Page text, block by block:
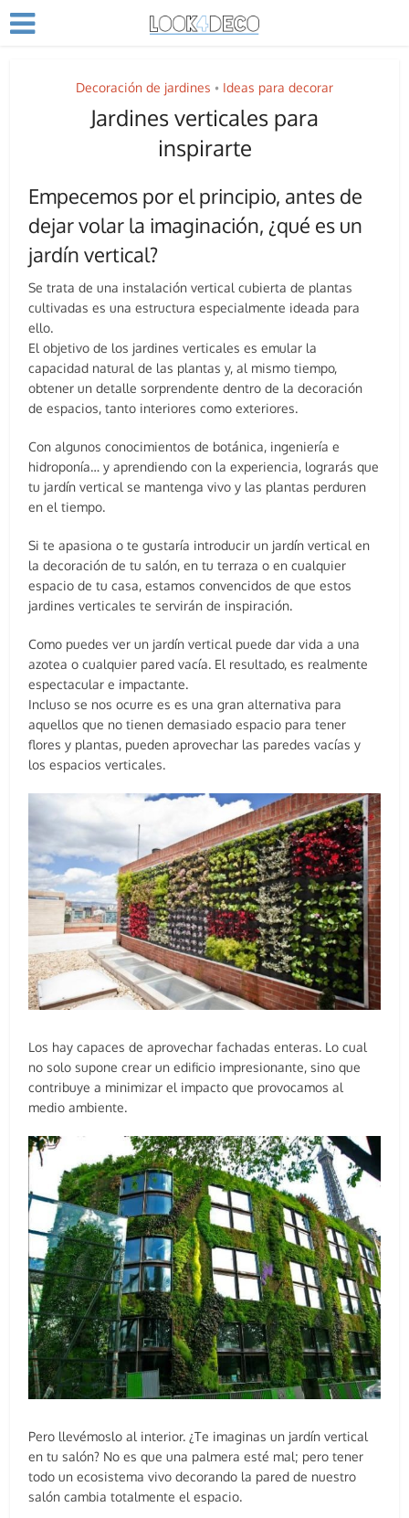
Decoración de jardines • Ideas para decorar
Jardines verticales para
inspirarte
Empecemos por el principio, antes de
dejar volar la imaginación, ¿qué es un
jardín vertical?
Se trata de una instalación vertical cubierta de plantas
cultivadas es una estructura especialmente ideada para
ello.
El objetivo de los jardines verticales es emular la
capacidad natural de las plantas y, al mismo tiempo,
obtener un detalle sorprendente dentro de la decoración
de espacios, tanto interiores como exteriores.
Con algunos conocimientos de botánica, ingeniería e
hidroponía… y aprendiendo con la experiencia, lograrás que
tu jardín vertical se mantenga vivo y las plantas perduren
en el tiempo.
Si te apasiona o te gustaría introducir un jardín vertical en
la decoración de tu salón, en tu terraza o en cualquier
espacio de tu casa, estamos convencidos de que estos
jardines verticales te servirán de inspiración.
Como puedes ver un jardín vertical puede dar vida a una
azotea o cualquier pared vacía. El resultado, es realmente
espectacular e impactante.
Incluso se nos ocurre es es una gran alternativa para
aquellos que no tienen demasiado espacio para tener
flores y plantas, pueden aprovechar las paredes vacías y
los espacios verticales.
Los hay capaces de aprovechar fachadas enteras. Lo cual
no solo supone crear un edificio impresionante, sino que
contribuye a minimizar el impacto que provocamos al
medio ambiente.
Pero llevémoslo al interior. ¿Te imaginas un jardín vertical
en tu salón? No es que una palmera esté mal; pero tener
todo un ecosistema vivo decorando la pared de nuestro
salón cambia totalmente el espacio.